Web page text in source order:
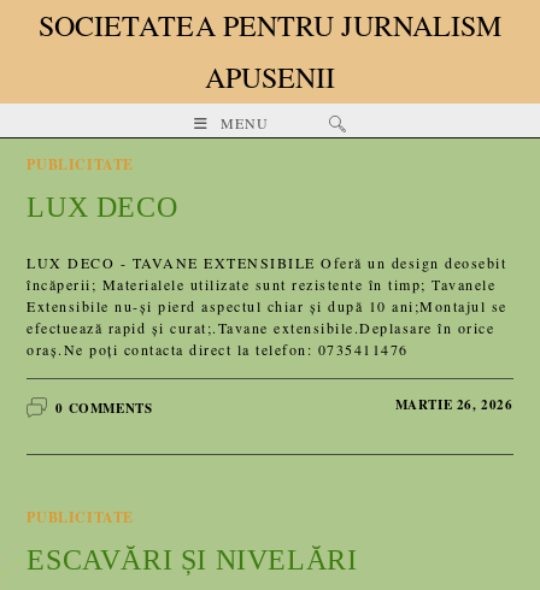
SOCIETATEA PENTRU JURNALISM
APUSENII
MENU
PUBLICITATE
LUX DECO
LUX DECO - TAVANE EXTENSIBILE Oferă un design deosebit
încăperii; Materialele utilizate sunt rezistente în timp; Tavanele
Extensibile nu-și pierd aspectul chiar și după 10 ani;Montajul se
efectuează rapid și curat;.Tavane extensibile.Deplasare în orice
oraș.Ne poți contacta direct la telefon: 0735411476
0 COMMENTS MARTIE 26, 2026
PUBLICITATE
ESCAVĂRI ȘI NIVELĂRI